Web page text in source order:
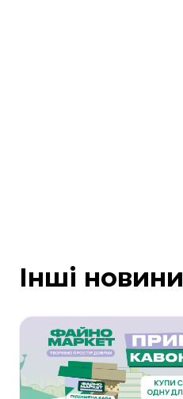
Інші новини